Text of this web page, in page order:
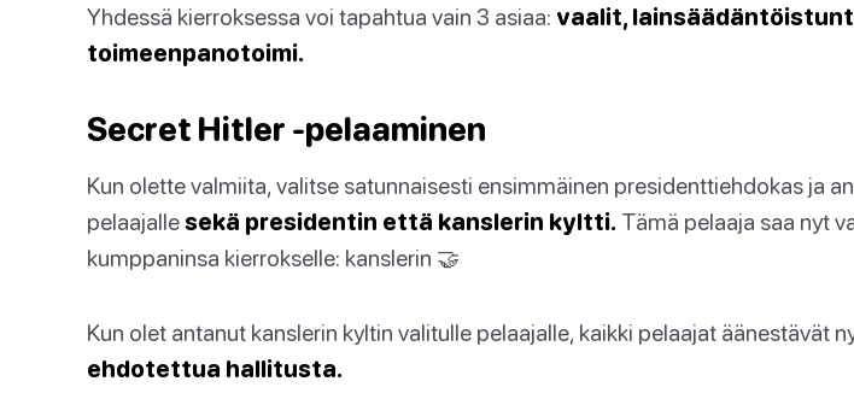
Yhdessä kierroksessa voi tapahtua vain 3 asiaa: vaalit,
toimeenpanotoimi.
Secret Hitler -pelaaminen
Kun olette valmiita, valitse satunnaisesti ensimmäinen presidenttiehdokas ja
pelaajallesekä presidentin että kanslerin kyltti. Tämä pelaaja saa nyt
kumppaninsa kierrokselle: kanslerin 🤝
Kun olet antanut kanslerin kyltin valitulle pelaajalle, kaikki pelaajat äänestävät
ehdotettua hallitusta.